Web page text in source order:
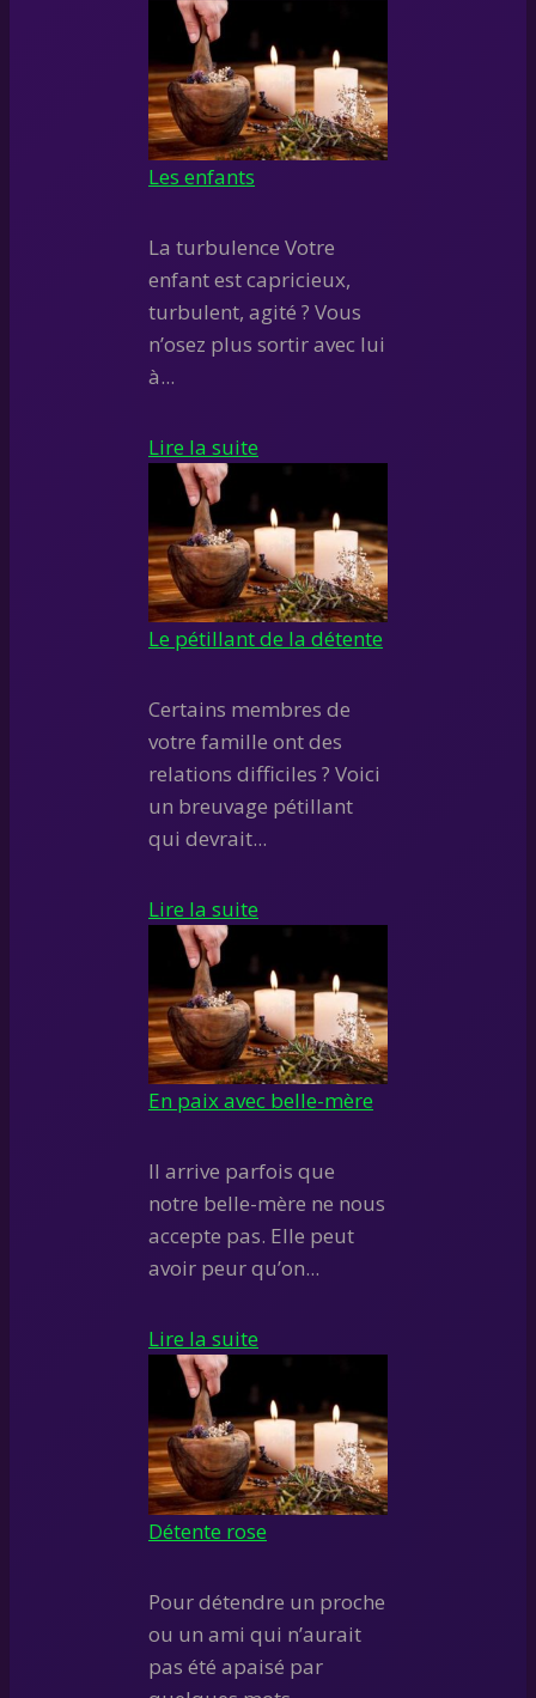
Les enfants
La turbulence Votre
enfant est capricieux,
turbulent, agité ? Vous
n’osez plus sortir avec lui
à...
Lire la suite
Le pétillant de la détente
Certains membres de
votre famille ont des
relations difficiles ? Voici
un breuvage pétillant
qui devrait...
Lire la suite
En paix avec belle-mère
Il arrive parfois que
notre belle-mère ne nous
accepte pas. Elle peut
avoir peur qu’on...
Lire la suite
Détente rose
Pour détendre un proche
ou un ami qui n’aurait
pas été apaisé par